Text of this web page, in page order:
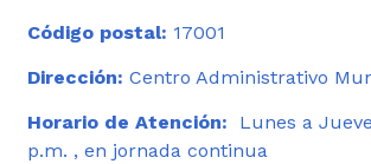
Código postal: 17001
Dirección: Centro Administrativo
Horario de Atención: Lunes a
p.m. , en jornada continua